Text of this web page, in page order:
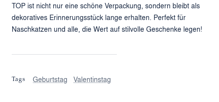
Tags Geburtstag Valentinstag
TOP ist nicht nur eine schöne Verpackung, sondern bleibt als
dekoratives Erinnerungsstück lange erhalten. Perfekt für
Naschkatzen und alle, die Wert auf stilvolle Geschenke legen!